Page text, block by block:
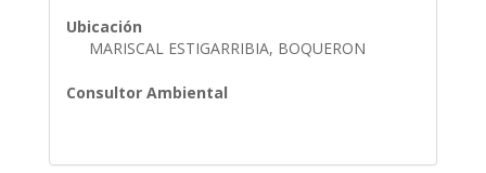
Ubicación
MARISCAL ESTIGARRIBIA, BOQUERON
Consultor Ambiental